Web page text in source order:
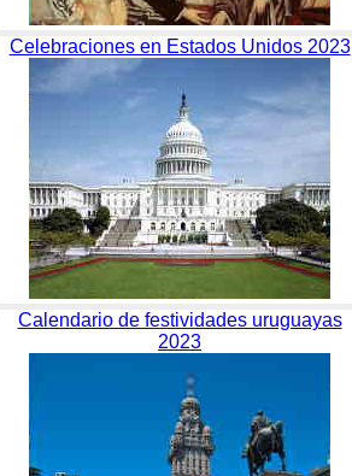
Celebraciones en Estados Unidos 2023
Calendario de festividades uruguayas
2023